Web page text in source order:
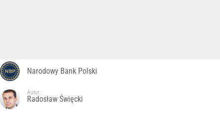
Narodowy Bank Polski
Autor:
Radosław Święcki